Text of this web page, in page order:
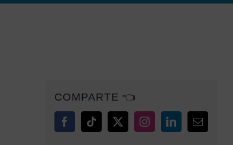
COMPARTE 👈